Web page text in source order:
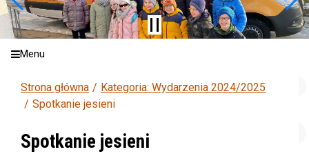
Menu
Strona główna
Kategoria: Wydarzenia 2024/2025
Spotkanie jesieni
Spotkanie jesieni